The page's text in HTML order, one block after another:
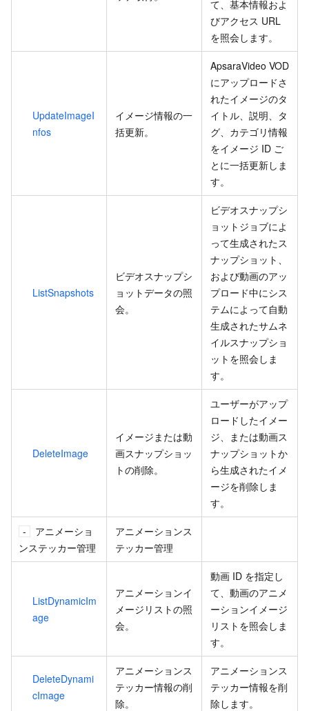
て、基本情報およ
びアクセス URL
を照会します。
UpdateImageI
nfos
イメージ情報の一
括更新。
ApsaraVideo VOD
にアップロードさ
れたイメージのタ
イトル、説明、タ
グ、カテゴリ情報
をイメージ ID ご
とに一括更新しま
す。
ListSnapshots
ビデオスナップシ
ョットデータの照
会。
ビデオスナップシ
ョットジョブによ
って生成されたス
ナップショット、
および動画のアッ
プロード中にシス
テムによって自動
生成されたサムネ
イルスナップショ
ットを照会しま
す。
DeleteImage
イメージまたは動
画スナップショッ
トの削除。
ユーザーがアップ
ロードしたイメー
ジ、または動画ス
ナップショットか
ら生成されたイメ
ージを削除しま
す。
アニメーショ
ンステッカー管理
アニメーションス
テッカー管理
ListDynamicIm
age
アニメーションイ
メージリストの照
会。
動画 ID を指定し
て、動画のアニメ
ーションイメージ
リストを照会しま
す。
DeleteDynami
cImage
アニメーションス
テッカー情報の削
除。
アニメーションス
テッカー情報を削
除します。